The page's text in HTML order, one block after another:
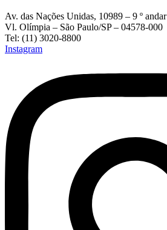
Av. das Nações Unidas, 10989 – 9 º andar
Vl. Olímpia – São Paulo/SP – 04578-000
Tel: (11) 3020-8800
Instagram